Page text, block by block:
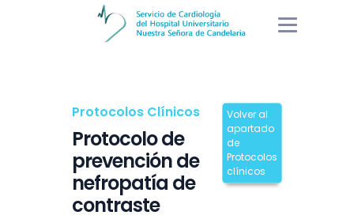
Protocolos Clínicos
Protocolo de
prevención de
nefropatía de
contraste
Volver al
apartado
de
Protocolos
clínicos